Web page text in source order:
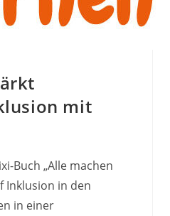
mit
Buch „Alle machen
Inklusion in den
in einer